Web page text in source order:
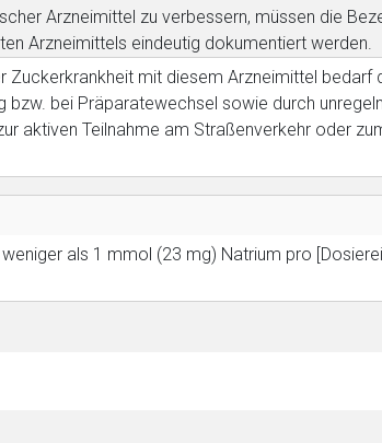
Arzneimittel zu verbessern, müssen die
Arzneimittels eindeutig dokumentiert werden.
Zuckerkrankheit mit diesem Arzneimittel bedarf
bzw. bei Präparatewechsel sowie durch
aktiven Teilnahme am Straßenverkehr oder
weniger als 1 mmol (23 mg) Natrium pro
zur rote-liste.de Zur Seite